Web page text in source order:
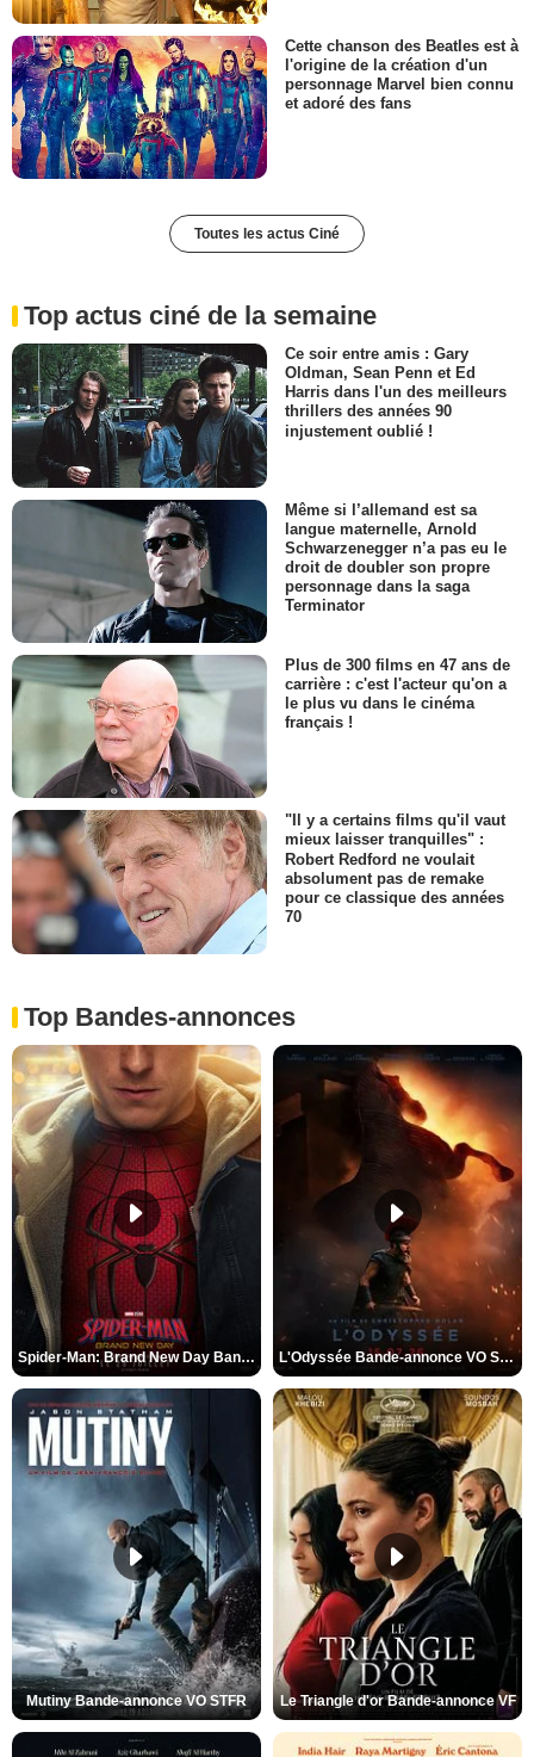
Cette chanson des Beatles est à
l'origine de la création d'un
personnage Marvel bien connu
et adoré des fans
Toutes les actus Ciné
Top actus ciné de la semaine
Ce soir entre amis : Gary
Oldman, Sean Penn et Ed
Harris dans l'un des meilleurs
thrillers des années 90
injustement oublié !
Même si l’allemand est sa
langue maternelle, Arnold
Schwarzenegger n’a pas eu le
droit de doubler son propre
personnage dans la saga
Terminator
Plus de 300 films en 47 ans de
carrière : c'est l'acteur qu'on a
le plus vu dans le cinéma
français !
"Il y a certains films qu'il vaut
mieux laisser tranquilles" :
Robert Redford ne voulait
absolument pas de remake
pour ce classique des années
70
Top Bandes-annonces
Spider-Man: Brand New Day Bande-annonce VO STFR L'Odyssée Bande-annonce VO STFR
Mutiny Bande-annonce VO STFR Le Triangle d'or Bande-annonce VF